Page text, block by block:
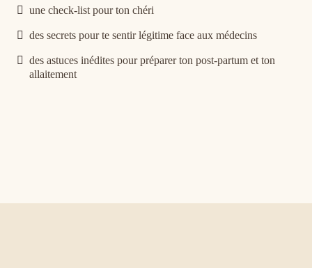
une check-list pour ton chéri
des secrets pour te sentir légitime face aux médecins
des astuces inédites pour préparer ton post-partum et ton
allaitement